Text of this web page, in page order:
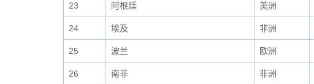
23 阿根廷 美洲
24 埃及 非洲
25 波兰 欧洲
26 南非 非洲